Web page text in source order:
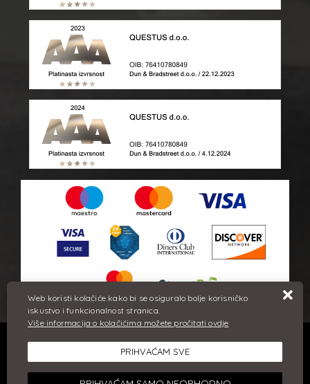
što bolji i točniji opis i sliku. Unatoč tome, ne možemo
garantirati da su svi navedeni podaci i slike u potpunosti točni.
Ne odgovaramo za eventualne pogreške nastale u opisu
Web koristi kolačiće kako bi se osiguralo bolje korisničko
iskustvo i funkcionalnost stranica.
Više informacija o kolačićima možete pročitati ovdje
PRIHVAĆAM SVE